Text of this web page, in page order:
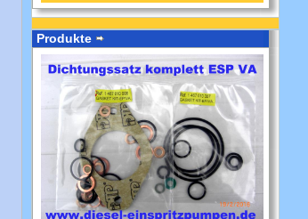
Produkte